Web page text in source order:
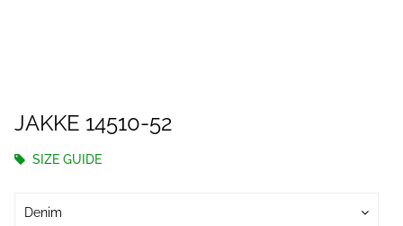
JAKKE 14510-52
SIZE GUIDE
Denim